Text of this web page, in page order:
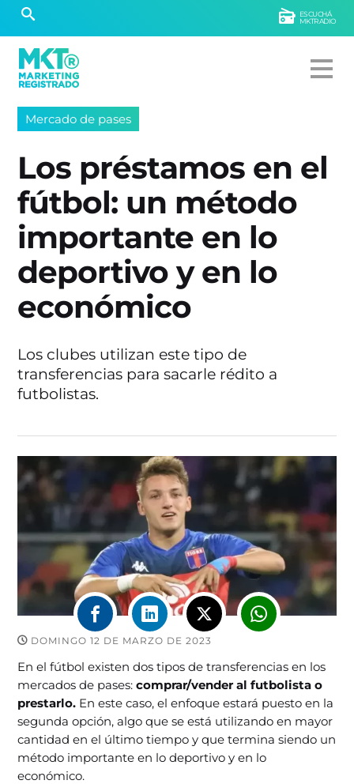
ESCUCHÁ
MKTRADIO
Mercado de pases
Los préstamos en el
fútbol: un método
importante en lo
deportivo y en lo
económico
Los clubes utilizan este tipo de
transferencias para sacarle rédito a
futbolistas.
DOMINGO 12 DE MARZO DE 2023
En el fútbol existen dos tipos de transferencias en los
mercados de pases:comprar/vender al futbolista o
prestarlo. En este caso, el enfoque estará puesto en la
segunda opción, algo que se está utilizando en mayor
cantidad en el último tiempo y que termina siendo un
método importante en lo deportivo y en lo
económico.